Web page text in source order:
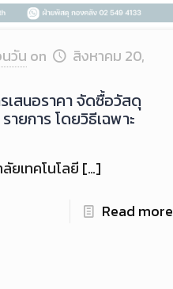
วัน on
สิงหาคม 20,
เสนอราคา จัดซื้อวัสดุ
ายการ โดยวิธีเฉพาะ
ยเทคโนโลยี […]
Read more